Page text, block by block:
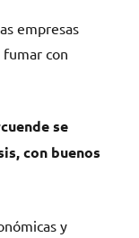
empresas
сοn
ѕе
сοn buenos
у